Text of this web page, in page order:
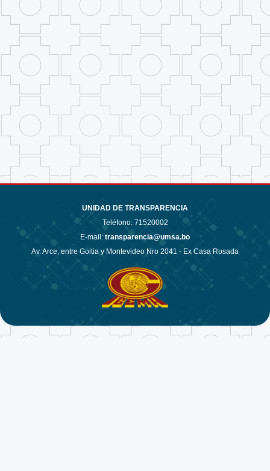
UNIDAD DE TRANSPARENCIA
Teléfono: 71520002
E-mail: transparencia@umsa.bo
Av. Arce, entre Goitia y Montevideo Nro 2041 - Ex Casa Rosada